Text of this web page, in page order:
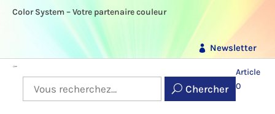
Color System – Votre partenaire couleur
Newsletter
Chercher
Article
0